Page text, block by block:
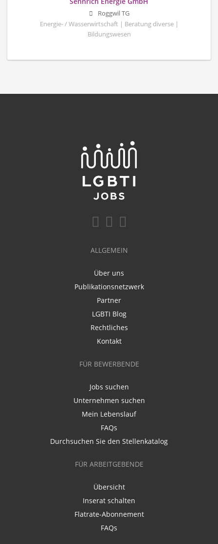
Roggwil TG
Energie- / Wasserwirtschaft | Beratung diverse |
Bildungswesen
ALLGEMEIN
Über uns
Publikationsnetzwerk
Partner
LGBTI Blog
Rechtliches
Kontakt
FÜR BEWERBENDE
Jobs suchen
Unternehmen suchen
Mein Lebenslauf
FAQs
Durchsuchen Sie den Stellenkatalog
FÜR ARBEITGEBENDE
Übersicht
Inserat schalten
Flatrate-Abonnement
FAQs